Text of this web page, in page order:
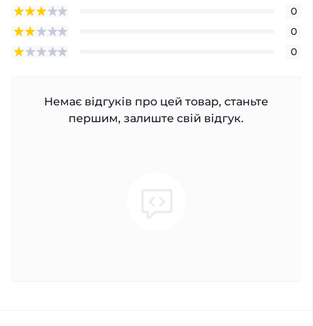
0
0
0
Немає відгуків про цей товар, станьте
першим, залиште свій відгук.